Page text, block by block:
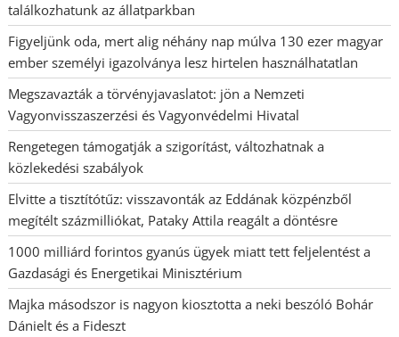
találkozhatunk az állatparkban
Figyeljünk oda, mert alig néhány nap múlva 130 ezer magyar
ember személyi igazolványa lesz hirtelen használhatatlan
Megszavazták a törvényjavaslatot: jön a Nemzeti
Vagyonvisszaszerzési és Vagyonvédelmi Hivatal
Rengetegen támogatják a szigorítást, változhatnak a
közlekedési szabályok
Elvitte a tisztítótűz: visszavonták az Eddának közpénzből
megítélt százmilliókat, Pataky Attila reagált a döntésre
1000 milliárd forintos gyanús ügyek miatt tett feljelentést a
Gazdasági és Energetikai Minisztérium
Majka másodszor is nagyon kiosztotta a neki beszóló Bohár
Dánielt és a Fideszt